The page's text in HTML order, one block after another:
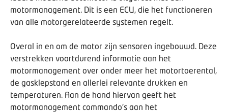
motormanagement. Dit is een ECU, die het functioneren
van alle motorgerelateerde systemen regelt.
Overal in en om de motor zijn sensoren ingebouwd. Deze
verstrekken voortdurend informatie aan het
motormanagement over onder meer het motortoerental,
de gasklepstand en allerlei relevante drukken en
temperaturen. Aan de hand hiervan geeft het
motormanagement commando's aan het